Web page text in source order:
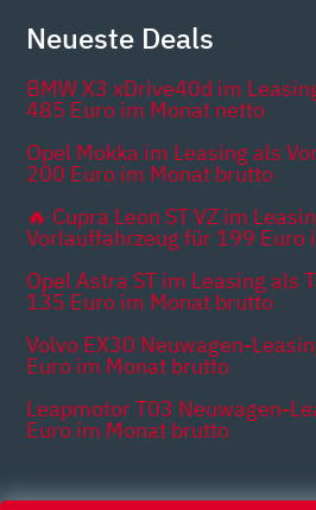
Neueste Deals
BMW X3 xDrive40d im
485 Euro im Monat netto
Opel Mokka im Leasing als
200 Euro im Monat brutto
🔥 Cupra Leon ST VZ im
Vorlauffahrzeug für 199 Euro
Opel Astra ST im Leasing als
135 Euro im Monat brutto
Volvo EX30 Neuwagen-
Euro im Monat brutto
Leapmotor T03 Neuwagen-
Euro im Monat brutto